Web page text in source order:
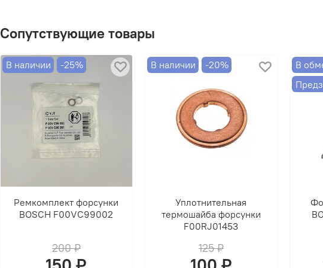
Сопутствующие товары
В наличии -25%
Ремкомплект форсунки
BOSCH F00VC99002
200 ₽
В наличии -20%
Уплотнительная
термошайба форсунки
F00RJ01453
125 ₽
В